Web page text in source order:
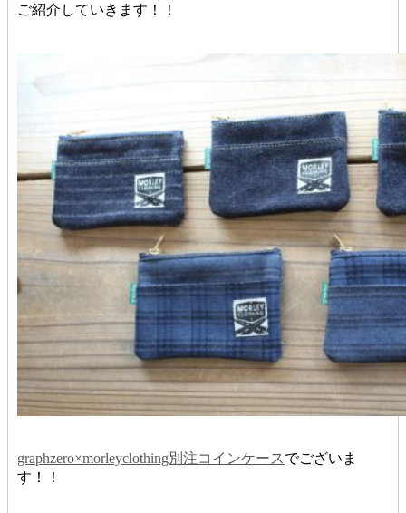
ご紹介していきます！！
graphzero×morleyclothing別注コインケース でございま
す！！